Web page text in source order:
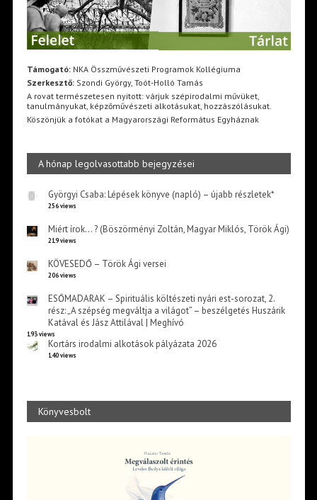
Támogató:NKA Összművészeti Programok Kollégiuma
Szerkesztő:Szondi György, Toót-Holló Tamás
A rovat természetesen nyitott: várjuk szépirodalmi művüket,
tanulmányukat, képzőművészeti alkotásukat, hozzászólásukat.
Köszönjük a fotókat a Magyarországi Református Egyháznak
A hónap legolvasottabb bejegyzései
Györgyi Csaba: Lépések könyve (napló) – újabb részletek*
256 views
Miért írok… ? (Böszörményi Zoltán, Magyar Miklós, Török Ági)
219 views
KÖVESEDŐ – Török Ági versei
206 views
ESŐMADARAK – Spirituális költészeti nyári est-sorozat, 2.
rész: „A szépség megváltja a világot” – beszélgetés Huszárik
Katával és Jász Attilával | Meghívó
193 views
Kortárs irodalmi alkotások pályázata 2026
140 views
Könyvesbolt